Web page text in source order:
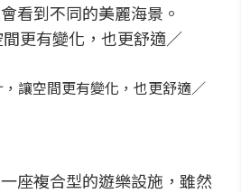
看到不同的美麗海景。
讓空間更有變化，也更舒適／
座複合型的遊樂設施，雖然